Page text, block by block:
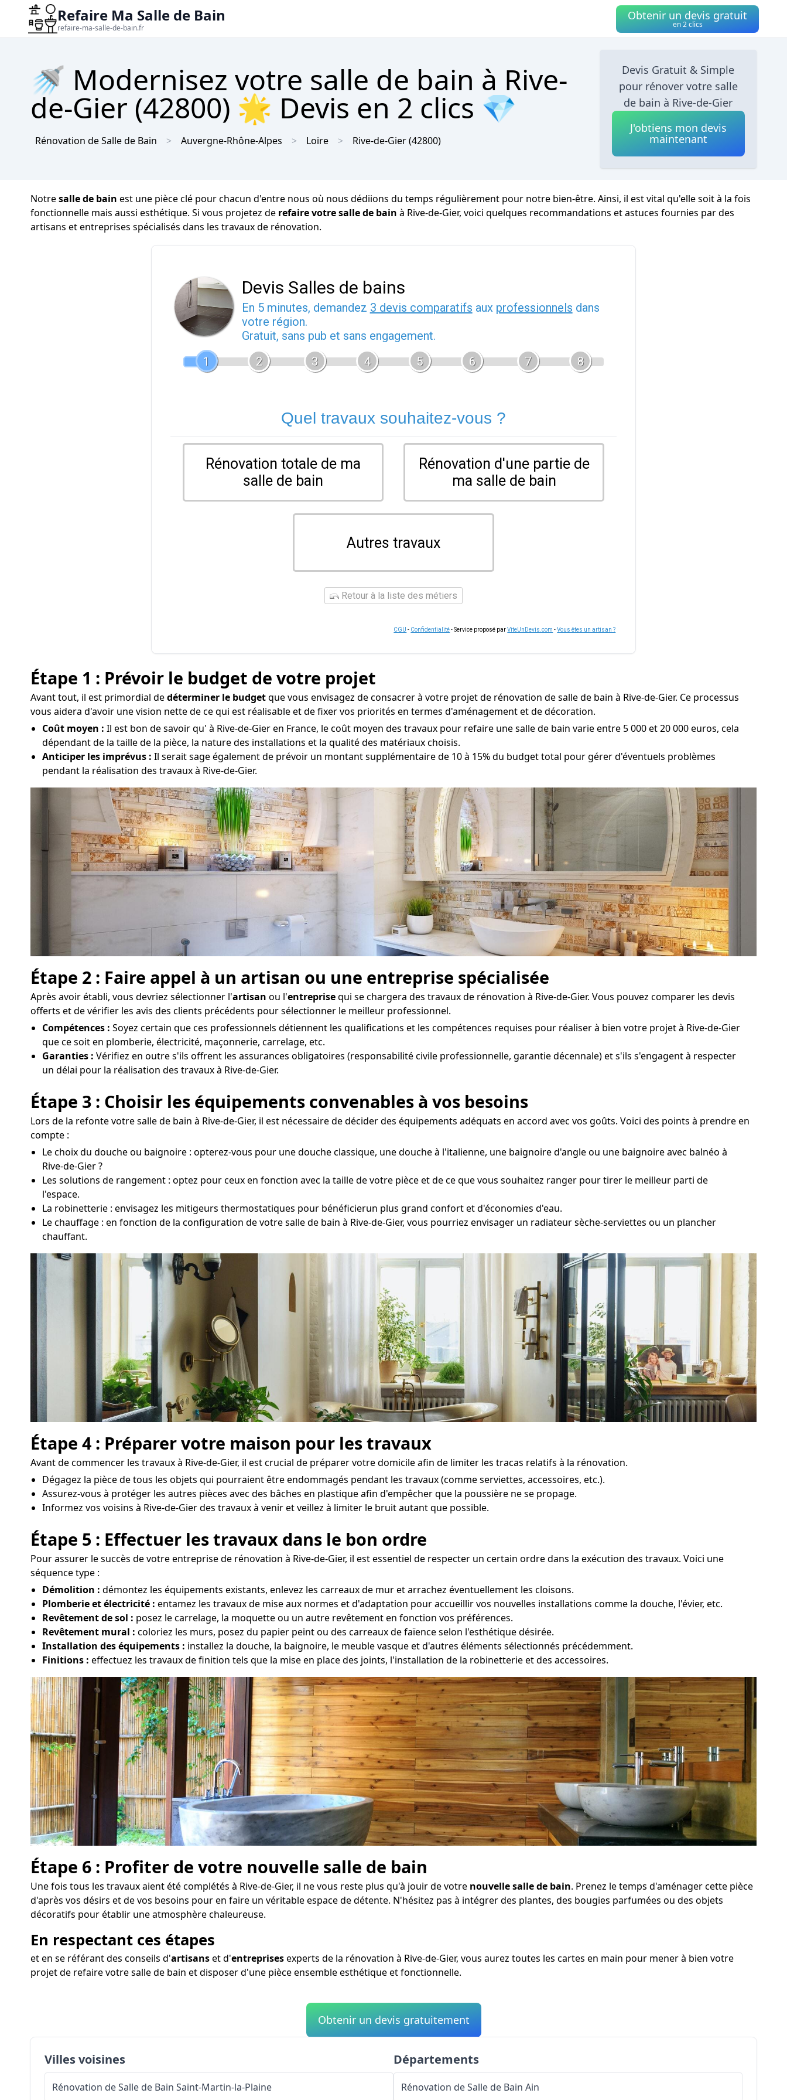
Refaire Ma Salle de Bain
refaire-ma-salle-de-bain.fr
Obtenir un devis gratuit
en 2 clics
🚿 Modernisez votre salle de bain à Rive-
de-Gier (42800) 🌟 Devis en 2 clics 💎
Rénovation de Salle de Bain Auvergne-Rhône-Alpes Loire Rive-de-Gier(42800)
Devis Gratuit & Simple
pour rénover votre salle
de bain à Rive-de-Gier
J'obtiens mon devis
maintenant
Notresalle de bain est une pièce clé pour chacun d'entre nous où nous dédiions du temps régulièrement pour notre bien-être. Ainsi, il est vital qu'elle soit à la fois
fonctionnelle mais aussi esthétique. Si vous projetez de refaire votre salle de bain à Rive-de-Gier, voici quelques recommandations et astuces fournies par des
artisans et entreprises spécialisés dans les travaux de rénovation.
Devis Salles de bains
En 5 minutes, demandez 3 devis comparatifs aux professionnels dans
votre région.
Gratuit, sans pub et sans engagement.
1
2 3 4 5 6 7 8
Quel travaux souhaitez-vous ?
Rénovation totale de ma
salle de bain
Rénovation d'une partie de
ma salle de bain
Autres travaux
Retour à la liste des métiers
CGU - Confidentialité- Service proposé parViteUnDevis.com -Vous êtes un artisan ?
Étape 1 : Prévoir le budget de votre projet
Avant tout, il est primordial dedéterminer le budgetque vous envisagez de consacrer à votre projet de rénovation de salle de bain à Rive-de-Gier. Ce processus
vous aidera d'avoir une vision nette de ce qui est réalisable et de fixer vos priorités en termes d'aménagement et de décoration.
Coût moyen : Il est bon de savoir qu' à Rive-de-Gier en France, le coût moyen des travaux pour refaire une salle de bain varie entre 5 000 et 20 000 euros, cela
dépendant de la taille de la pièce, la nature des installations et la qualité des matériaux choisis.
Anticiper les imprévus : Il serait sage également de prévoir un montant supplémentaire de 10 à 15% du budget total pour gérer d'éventuels problèmes
pendant la réalisation des travaux à Rive-de-Gier.
Étape 2 : Faire appel à un artisan ou une entreprise spécialisée
Après avoir établi, vous devriez sélectionner l'artisan ou l'entreprisequi se chargera des travaux de rénovation à Rive-de-Gier. Vous pouvez comparer les devis
offerts et de vérifier les avis des clients précédents pour sélectionner le meilleur professionnel.
Compétences : Soyez certain que ces professionnels détiennent les qualifications et les compétences requises pour réaliser à bien votre projet à Rive-de-Gier
que ce soit en plomberie, électricité, maçonnerie, carrelage, etc.
Garanties : Vérifiez en outre s'ils offrent les assurances obligatoires (responsabilité civile professionnelle, garantie décennale) et s'ils s'engagent à respecter
un délai pour la réalisation des travaux à Rive-de-Gier.
Étape 3 : Choisir les équipements convenables à vos besoins
Lors de la refonte votre salle de bain à Rive-de-Gier, il est nécessaire de décider des équipements adéquats en accord avec vos goûts. Voici des points à prendre en
compte :
Le choix du douche ou baignoire : opterez-vous pour une douche classique, une douche à l'italienne, une baignoire d'angle ou une baignoire avec balnéo à
Rive-de-Gier ?
Les solutions de rangement : optez pour ceux en fonction avec la taille de votre pièce et de ce que vous souhaitez ranger pour tirer le meilleur parti de
l'espace.
La robinetterie : envisagez les mitigeurs thermostatiques pour bénéficierun plus grand confort et d'économies d'eau.
Le chauffage : en fonction de la configuration de votre salle de bain à Rive-de-Gier, vous pourriez envisager un radiateur sèche-serviettes ou un plancher
chauffant.
Étape 4 : Préparer votre maison pour les travaux
Avant de commencer les travaux à Rive-de-Gier, il est crucial de préparer votre domicile afin de limiter les tracas relatifs à la rénovation.
Dégagez la pièce de tous les objets qui pourraient être endommagés pendant les travaux (comme serviettes, accessoires, etc.).
Assurez-vous à protéger les autres pièces avec des bâches en plastique afin d'empêcher que la poussière ne se propage.
Informez vos voisins à Rive-de-Gier des travaux à venir et veillez à limiter le bruit autant que possible.
Étape 5 : Effectuer les travaux dans le bon ordre
Pour assurer le succès de votre entreprise de rénovation à Rive-de-Gier, il est essentiel de respecter un certain ordre dans la exécution des travaux. Voici une
séquence type :
Démolition : démontez les équipements existants, enlevez les carreaux de mur et arrachez éventuellement les cloisons.
Plomberie et électricité : entamez les travaux de mise aux normes et d'adaptation pour accueillir vos nouvelles installations comme la douche, l'évier, etc.
Revêtement de sol : posez le carrelage, la moquette ou un autre revêtement en fonction vos préférences.
Revêtement mural : coloriez les murs, posez du papier peint ou des carreaux de faïence selon l'esthétique désirée.
Installation des équipements : installez la douche, la baignoire, le meuble vasque et d'autres éléments sélectionnés précédemment.
Finitions : effectuez les travaux de finition tels que la mise en place des joints, l'installation de la robinetterie et des accessoires.
Étape 6 : Profiter de votre nouvelle salle de bain
Une fois tous les travaux aient été complétés à Rive-de-Gier, il ne vous reste plus qu'à jouir de votre nouvelle salle de bain. Prenez le temps d'aménager cette pièce
d'après vos désirs et de vos besoins pour en faire un véritable espace de détente. N'hésitez pas à intégrer des plantes, des bougies parfumées ou des objets
décoratifs pour établir une atmosphère chaleureuse.
En respectant ces étapes
et en se référant des conseils d'artisanset d'entreprisesexperts de la rénovation à Rive-de-Gier, vous aurez toutes les cartes en main pour mener à bien votre
projet de refaire votre salle de bain et disposer d'une pièce ensemble esthétique et fonctionnelle.
Obtenir un devis gratuitement
Villes voisines
Rénovation de Salle de Bain Saint-Martin-la-Plaine
Départements
Rénovation de Salle de Bain Ain